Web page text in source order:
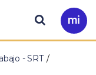
Ir
a
Buscar
- SRT